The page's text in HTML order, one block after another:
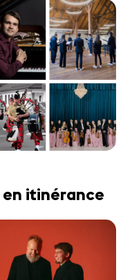
en itinérance